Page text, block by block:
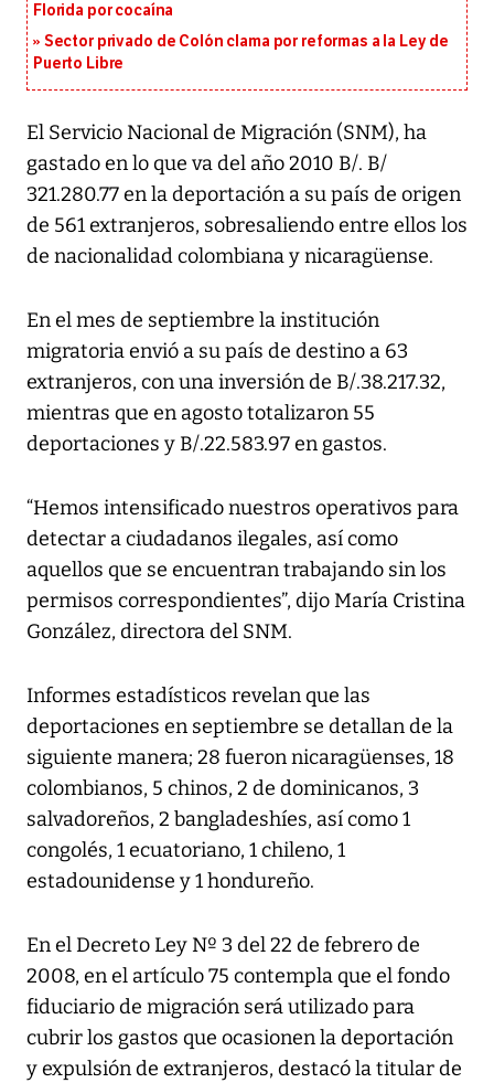
Florida por cocaína
Sector privado de Colón clama por reformas a la Ley de
Puerto Libre
El Servicio Nacional de Migración (SNM), ha
gastado en lo que va del año 2010 B/. B/
321.280.77 en la deportación a su país de origen
de 561 extranjeros, sobresaliendo entre ellos los
de nacionalidad colombiana y nicaragüense.
En el mes de septiembre la institución
migratoria envió a su país de destino a 63
extranjeros, con una inversión de B/.38.217.32,
mientras que en agosto totalizaron 55
deportaciones y B/.22.583.97 en gastos.
“Hemos intensificado nuestros operativos para
detectar a ciudadanos ilegales, así como
aquellos que se encuentran trabajando sin los
permisos correspondientes”, dijo María Cristina
González, directora del SNM.
Informes estadísticos revelan que las
deportaciones en septiembre se detallan de la
siguiente manera; 28 fueron nicaragüenses, 18
colombianos, 5 chinos, 2 de dominicanos, 3
salvadoreños, 2 bangladeshíes, así como 1
congolés, 1 ecuatoriano, 1 chileno, 1
estadounidense y 1 hondureño.
En el Decreto Ley Nº 3 del 22 de febrero de
2008, en el artículo 75 contempla que el fondo
fiduciario de migración será utilizado para
cubrir los gastos que ocasionen la deportación
y expulsión de extranjeros, destacó la titular de